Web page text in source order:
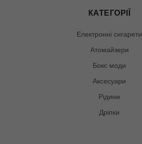
КАТЕГОРІЇ
Електронні сигарети
Атомайзери
Бокс моди
Аксесуари
Рідини
Дріпки